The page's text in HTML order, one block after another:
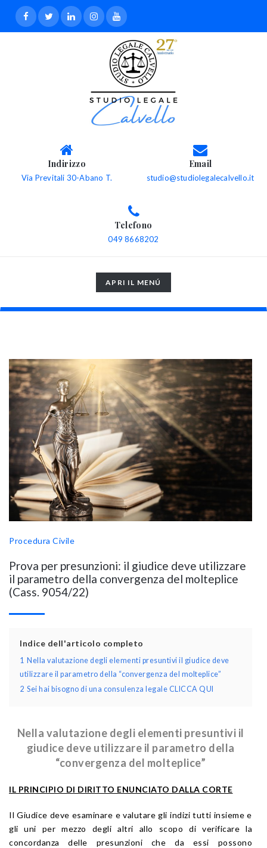
Indirizzo
Via Previtali 30-Abano T.
Email
studio@studiolegalecalvello.it
Telefono
049 8668202
TOGGLE
NAVIGATION
APRI IL MENÚ
Procedura Civile
Prova per presunzioni: il giudice deve utilizzare
il parametro della convergenza del molteplice
(Cass. 9054/22)
Indice dell'articolo completo
1
Nella valutazione degli elementi presuntivi il giudice deve
utilizzare il parametro della “convergenza del molteplice”
2 Sei hai bisogno di una consulenza legale CLICCA QUI
Nella valutazione degli elementi presuntivi il
giudice deve utilizzare il parametro della
“convergenza del molteplice”
IL PRINCIPIO DI DIRITTO ENUNCIATO DALLA CORTE
Il Giudice deve esaminare e valutare gli indizi tutti insieme e
gli uni per mezzo degli altri allo scopo di verificare la
concordanza delle presunzioni che da essi possono